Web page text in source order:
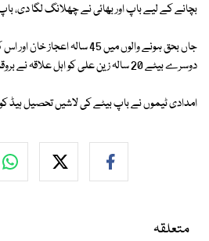
بچانے کے لیے باپ اور بھائی نے چھلانگ لگا دی،
دوسرے بیٹے 20 سالہ زین علی کو اہل علاقہ نے بروقت کوششوں سے بچا لیا۔
امدادی ٹیموں نے باپ بیٹے کی لاشیں تحصیل ہیڈ
متعلقہ